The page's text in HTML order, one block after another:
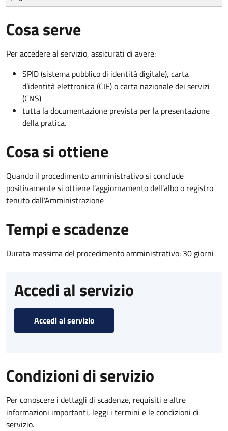
Cosa serve
Per accedere al servizio, assicurati di avere:
SPID (sistema pubblico di identità digitale), carta
d’identità elettronica (CIE) o carta nazionale dei servizi
(CNS)
tutta la documentazione prevista per la presentazione
della pratica.
Cosa si ottiene
Quando il procedimento amministrativo si conclude
positivamente si ottiene l'aggiornamento dell'albo o registro
tenuto dall'Amministrazione
Tempi e scadenze
Durata massima del procedimento amministrativo: 30 giorni
Accedi al servizio
Accedi al servizio
Condizioni di servizio
Per conoscere i dettagli di scadenze, requisiti e altre
informazioni importanti, leggi i termini e le condizioni di
servizio.